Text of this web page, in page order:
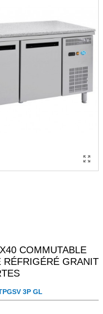
COMMUTABLE
RÉFRIGÉRÉ GRANIT
3P GL